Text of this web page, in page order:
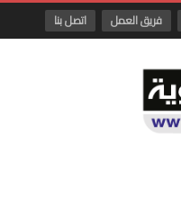
فريق العمل اتصل بنا